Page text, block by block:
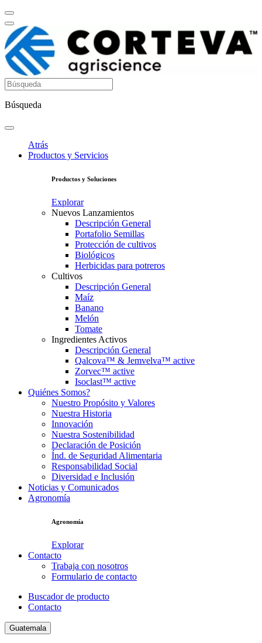
Búsqueda
Atrás
Productos y Servicios
Productos y Soluciones
Explorar
Nuevos Lanzamientos
Descripción General
Portafolio Semillas
Protección de cultivos
Biológicos
Herbicidas para potreros
Cultivos
Descripción General
Maíz
Banano
Melón
Tomate
Ingredientes Activos
Descripción General
Qalcova™ & Jemvelva™ active
Zorvec™ active
Isoclast™ active
Quiénes Somos?
Nuestro Propósito y Valores
Nuestra Historia
Innovación
Nuestra Sostenibilidad
Declaración de Posición
Índ. de Seguridad Alimentaria
Responsabilidad Social
Diversidad e Inclusión
Noticias y Comunicados
Agronomía
Agronomía
Explorar
Contacto
Trabaja con nosotros
Formulario de contacto
Buscador de producto
Contacto
Guatemala